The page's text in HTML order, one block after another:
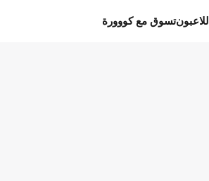
اللاعبونتسوق مع كووورة